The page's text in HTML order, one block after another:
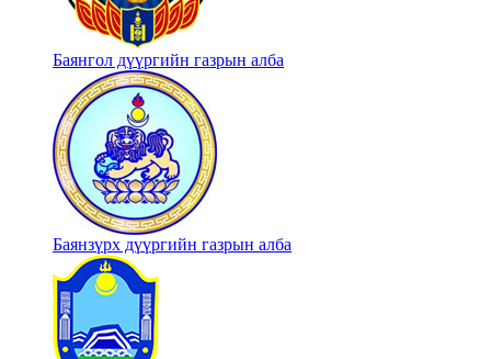
Баянгол дүүргийн газрын алба
Баянзүрх дүүргийн газрын алба